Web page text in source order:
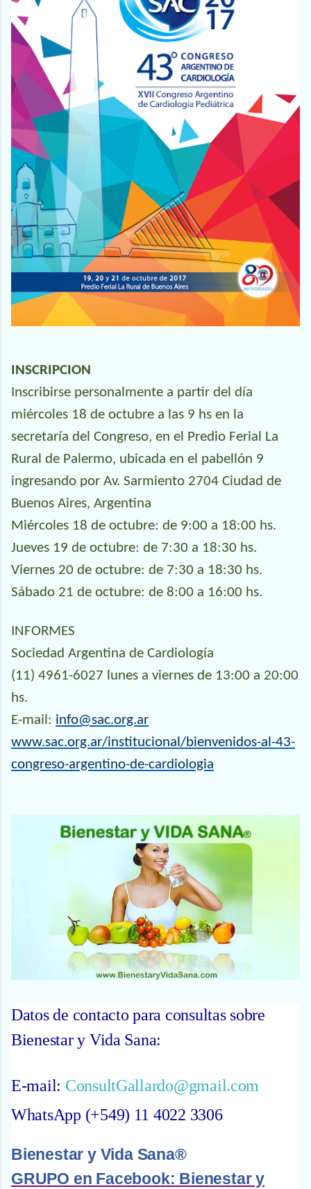
INSCRIPCION
Inscribirse personalmente a partir del día
miércoles 18 de octubre a las 9 hs en la
secretaría del Congreso, en el Predio Ferial La
Rural de Palermo, ubicada en el pabellón 9
ingresando por Av. Sarmiento 2704 Ciudad de
Buenos Aires, Argentina
Miércoles 18 de octubre: de 9:00 a 18:00 hs.
Jueves 19 de octubre: de 7:30 a 18:30 hs.
Viernes 20 de octubre: de 7:30 a 18:30 hs.
Sábado 21 de octubre: de 8:00 a 16:00 hs.
INFORMES
Sociedad Argentina de Cardiología
(11) 4961-6027 lunes a viernes de 13:00 a 20:00
hs.
E-mail: info@sac.org.ar
www.sac.org.ar/institucional/bienvenidos-al-43-
congreso-argentino-de-cardiologia
Datos de contacto para consultas sobre
Bienestar y Vida Sana:
E-mail: ConsultGallardo@gmail.com
WhatsApp (+549) 11 4022 3306
Bienestar y Vida Sana®
GRUPO en Facebook: Bienestar y